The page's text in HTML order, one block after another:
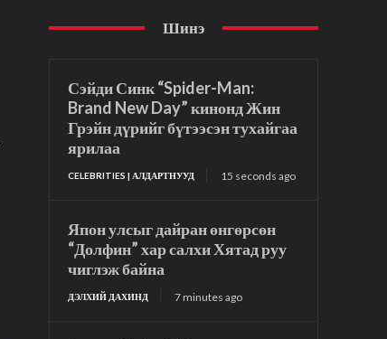
Шинэ
Сэйди Синк “Spider-Man:
Brand New Day” кинонд Жин
Грэйн дүрийг бүтээсэн тухайгаа
ярилаа
CELEBRITIES | АЛДАРТНУУД 15 seconds ago
Япон улсыг дайран өнгөрсөн
“Долфин” хар салхи Хятад руу
чиглэж байна
ДЭЛХИЙ ДАХИНД 7 minutes ago